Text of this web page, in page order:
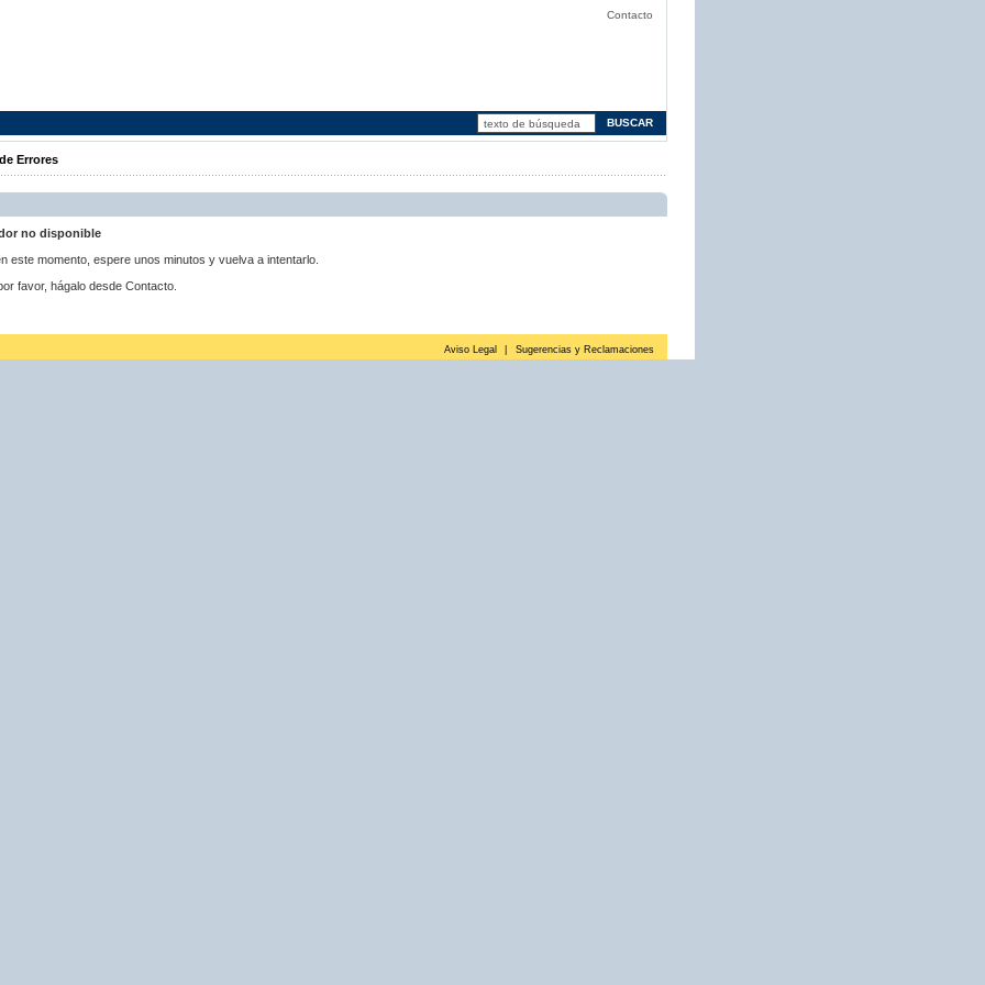
Contacto
Errores
no disponible
este momento, espere unos minutos y vuelva a intentarlo.
favor, hágalo desde Contacto.
Aviso Legal Sugerencias y Reclamaciones